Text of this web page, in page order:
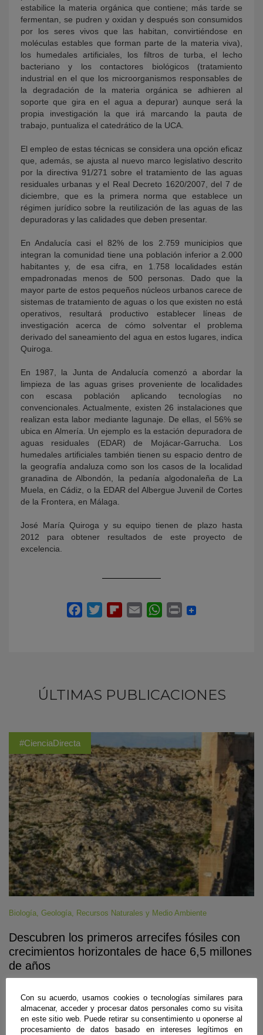
estabilice la materia orgánica que contiene; más tarde se
fermentan, se pudren y oxidan y después son consumidos
por los seres vivos que las habitan, convirtiéndose en
moléculas estables que forman parte de la materia viva),
los humedales artificiales, los filtros de turba, el lecho
bacteriano y los contactores biológicos (tratamiento
industrial en el que los microorganismos responsables de
la degradación de la materia orgánica se adhieren al
soporte que gira en el agua a depurar) aunque será la
propia investigación la que irá marcando la pauta de
trabajo, puntualiza el catedrático de la UCA.
El empleo de estas técnicas se considera una opción eficaz
que, además, se ajusta al nuevo marco legislativo descrito
por la directiva 91/271 sobre el tratamiento de las aguas
residuales urbanas y el Real Decreto 1620/2007, del 7 de
diciembre, que es la primera norma que establece un
régimen jurídico sobre la reutilización de las aguas de las
depuradoras y las calidades que deben presentar.
En Andalucía casi el 82% de los 2.759 municipios que
integran la comunidad tiene una población inferior a 2.000
habitantes y, de esa cifra, en 1.758 localidades están
empadronadas menos de 500 personas. Dado que la
mayor parte de estos pequeños núcleos urbanos carece de
sistemas de tratamiento de aguas o los que existen no está
operativos, resultará productivo establecer líneas de
investigación acerca de cómo solventar el problema
derivado del saneamiento del agua en estos lugares, indica
Quiroga.
En 1987, la Junta de Andalucía comenzó a abordar la
limpieza de las aguas grises proveniente de localidades
con escasa población aplicando tecnologías no
convencionales. Actualmente, existen 26 instalaciones que
realizan esta labor mediante lagunaje. De ellas, el 56% se
ubica en Almería. Un ejemplo es la estación depuradora de
aguas residuales (EDAR) de Mojácar-Garrucha. Los
humedales artificiales también tienen su espacio dentro de
la geografía andaluza como son los casos de la localidad
granadina de Albondón, la pedanía algodonaleña de La
Muela, en Cádiz, o la EDAR del Albergue Juvenil de Cortes
de la Frontera, en Málaga.
José María Quiroga y su equipo tienen de plazo hasta
2012 para obtener resultados de este proyecto de
excelencia.
ÚLTIMAS PUBLICACIONES
#CienciaDirecta
Biología, Geología, Recursos Naturales y Medio Ambiente
Descubren los primeros arrecifes fósiles con
crecimientos horizontales de hace 6,5 millones
de años
Investigadores de las universidades de Almería y Granada han
identificado en varios puntos cercanos a la capital almeriense
afloramientos de origen marino correspondientes a la época geológica
Con su acuerdo, usamos cookies o tecnologías similares para
almacenar, acceder y procesar datos personales como su visita
en este sitio web. Puede retirar su consentimiento u oponerse al
procesamiento de datos basado en intereses legítimos en